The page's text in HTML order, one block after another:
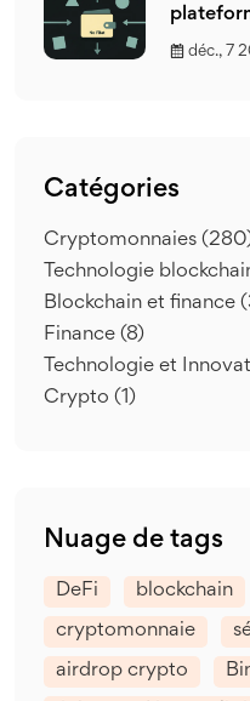
déc., 7
Catégories
Cryptomonnaies
Technologie
Blockchain et finance
Finance (8)
Technologie et
Crypto (1)
Nuage de tags
DeFi blockchain
cryptomonnaie
airdrop crypto